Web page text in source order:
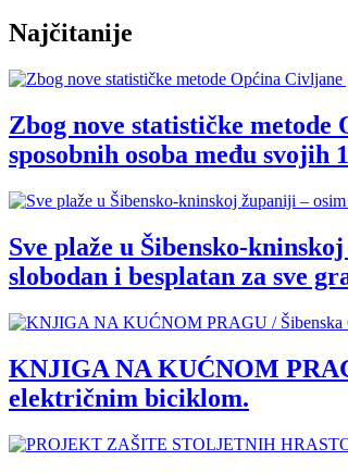
Najčitanije
Zbog nove statističke metode
sposobnih osoba među svojih
Sve plaže u Šibensko-
slobodan i besplatan za sve
KNJIGA NA KUĆNOM
električnim biciklom.